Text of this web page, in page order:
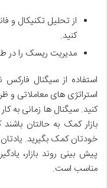
از تحلیل تکنیکال و
کنید.
مدیریت ریسک را در
استفاده از سیگنال فارکس
استراتژی های معاملاتی
کنید. سیگنال ها زمانی به
بازار کمک به حالتان
خودتان کمک بگیرید.
پیش بینی روند بازار،
مناسب است.